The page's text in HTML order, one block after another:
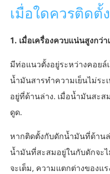
เมื่อใดควรติดตั้
1. เมื่อเครื่องควบแน่นสูงกว่า
มีท่อแนวตั้งอยู่ระหว่างคอยล์
น้ำมันสารทำความเย็นไม่ระ
อยู่ที่ด้านล่าง. เมื่อน้ำมันสะ
ดูด.
หากติดตั้งกับดักน้ำมันที่ด้าน
น้ำมันที่สะสมอยู่ในกับดักจะ
จะเต็ม, ความแตกต่างของแ